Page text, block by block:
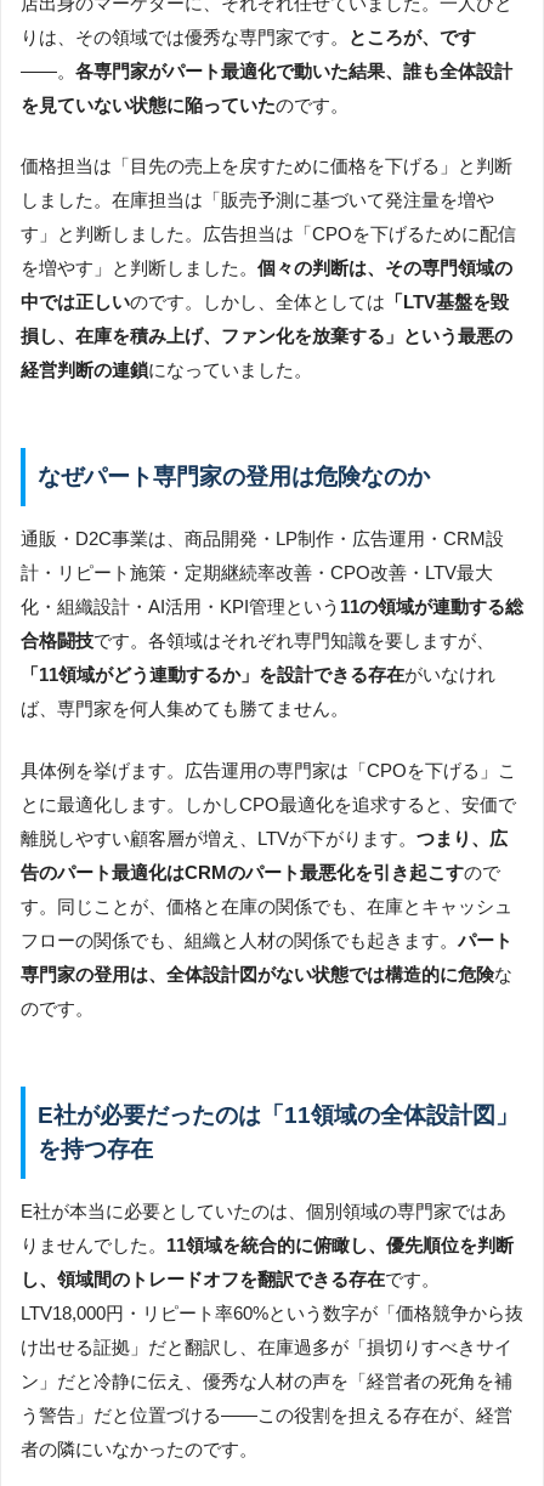
りは、その領域では優秀な専門家です。
ところが、です
――。 各専門家がパート最適化で動いた結果、誰も全体設計
を見ていない状態に陥っていたのです。
価格担当は「目先の売上を戻すために価格を下げる」と判断
しました。在庫担当は「販売予測に基づいて発注量を増や
す」と判断しました。広告担当は「CPOを下げるために配信
を増やす」と判断しました。 個々の判断は、その専門領域の
中では正しいのです。しかし、全体としては 「LTV基盤を毀
損し、在庫を積み上げ、ファン化を放棄する」という最悪の
経営判断の連鎖になっていました。
なぜパート専門家の登用は危険なのか
通販・D2C事業は、商品開発・LP制作・広告運用・CRM設
計・リピート施策・定期継続率改善・CPO改善・LTV最大
化・組織設計・AI活用・KPI管理という 11の領域が連動する総
合格闘技です。各領域はそれぞれ専門知識を要しますが、
「11領域がどう連動するか」を設計できる存在がいなけれ
ば、専門家を何人集めても勝てません。
具体例を挙げます。広告運用の専門家は「CPOを下げる」こ
とに最適化します。しかしCPO最適化を追求すると、安価で
離脱しやすい顧客層が増え、LTVが下がります。 つまり、広
告のパート最適化はCRMのパート最悪化を引き起こすので
す。同じことが、価格と在庫の関係でも、在庫とキャッシュ
フローの関係でも、組織と人材の関係でも起きます。 パート
専門家の登用は、全体設計図がない状態では構造的に危険な
のです。
E社が必要だったのは「11領域の全体設計図」
を持つ存在
E社が本当に必要としていたのは、個別領域の専門家ではあ
りませんでした。 11領域を統合的に俯瞰し、優先順位を判断
し、領域間のトレードオフを翻訳できる存在です。
LTV18,000円・リピート率60%という数字が「価格競争から抜
け出せる証拠」だと翻訳し、在庫過多が「損切りすべきサイ
ン」だと冷静に伝え、優秀な人材の声を「経営者の死角を補
う警告」だと位置づける――この役割を担える存在が、経営
者の隣にいなかったのです。